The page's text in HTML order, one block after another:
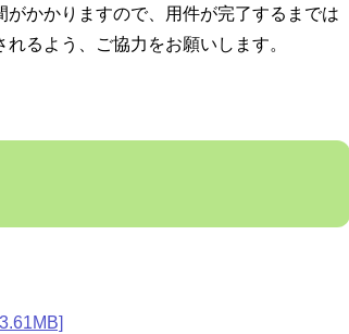
かかりますので、用件が完了するまでは
るよう、ご協力をお願いします。